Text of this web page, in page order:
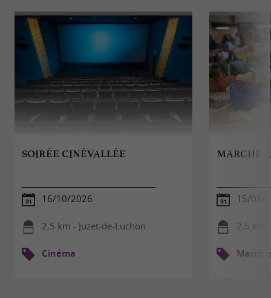
SOIRÉE CINÉVALLÉE
16/10/2026
2,5 km - Juzet-de-Luchon
Cinéma
MARCHÉ
15/08/
2,5 km